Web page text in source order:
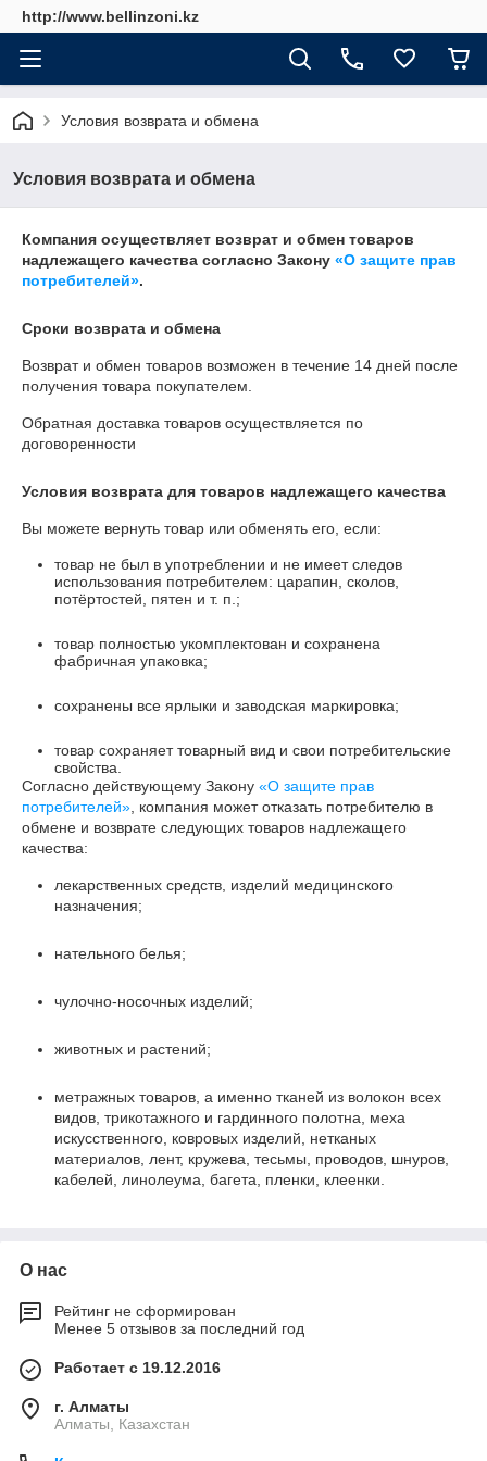
http://www.bellinzoni.kz
Условия возврата и обмена
Условия возврата и обмена
Компания осуществляет возврат и обмен товаров
надлежащего качества согласно Закону «О защите прав
потребителей».
Сроки возврата и обмена
Возврат и обмен товаров возможен в течение 14 дней после
получения товара покупателем.
Обратная доставка товаров осуществляется по
договоренности
Условия возврата для товаров надлежащего качества
Вы можете вернуть товар или обменять его, если:
товар не был в употреблении и не имеет следов
использования потребителем: царапин, сколов,
потёртостей, пятен и т. п.;
товар полностью укомплектован и сохранена
фабричная упаковка;
сохранены все ярлыки и заводская маркировка;
товар сохраняет товарный вид и свои потребительские
свойства.
Согласно действующему Закону «О защите прав
потребителей» , компания может отказать потребителю в
обмене и возврате следующих товаров надлежащего
качества:
лекарственных средств, изделий медицинского
назначения;
нательного белья;
чулочно-носочных изделий;
животных и растений;
метражных товаров, а именно тканей из волокон всех
видов, трикотажного и гардинного полотна, меха
искусственного, ковровых изделий, нетканых
материалов, лент, кружева, тесьмы, проводов, шнуров,
кабелей, линолеума, багета, пленки, клеенки.
О нас
Рейтинг не сформирован
Менее 5 отзывов за последний год
Работает с 19.12.2016
г. Алматы
Алматы, Казахстан